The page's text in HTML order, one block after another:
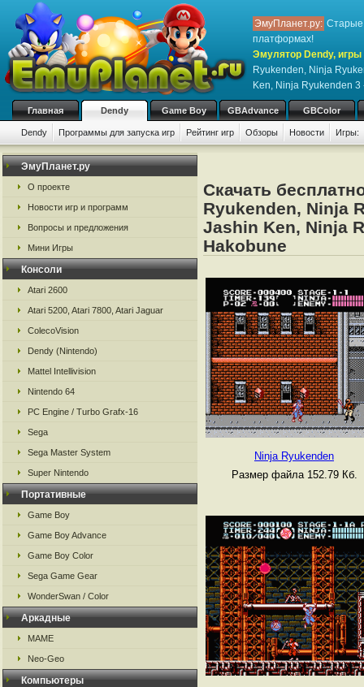
ЭмуПланет.ру: Старые
платформах!
Эмулятор Dendy,
Ryukenden, Ninja
Ken, Ninja Ryukenden
Главная Dendy Game Boy GBAdvance GBColor
Dendy Программы для запуска игр Рейтинг игр Обзоры Новости Игры:
ЭмуПланет.ру
О проекте
Новости игр и программ
Вопросы и предложения
Мини Игры
Консоли
Atari 2600
Atari 5200, Atari 7800, Atari Jaguar
ColecoVision
Dendy (Nintendo)
Mattel Intellivision
Nintendo 64
PC Engine / Turbo Grafx-16
Sega
Sega Master System
Super Nintendo
Портативные
Game Boy
Game Boy Advance
Game Boy Color
Sega Game Gear
WonderSwan / Color
Аркадные
MAME
Neo-Geo
Компьютеры
Скачать
Ryukenden, Ninja
Jashin Ken, Ninja
Hakobune
Ninja Ryukenden
Размер файла 152.79 Кб.